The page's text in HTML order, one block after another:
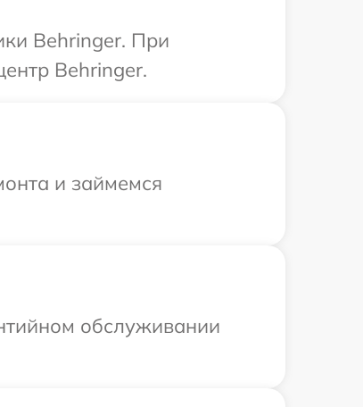
Behringer. При
Behringer.
и займемся
обслуживании